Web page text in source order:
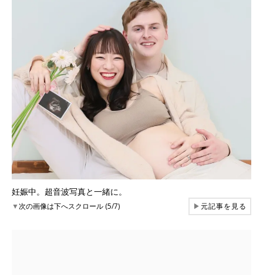
妊娠中。超音波写真と一緒に。
▼次の画像は下へスクロール (5/7) ▶元記事を見る